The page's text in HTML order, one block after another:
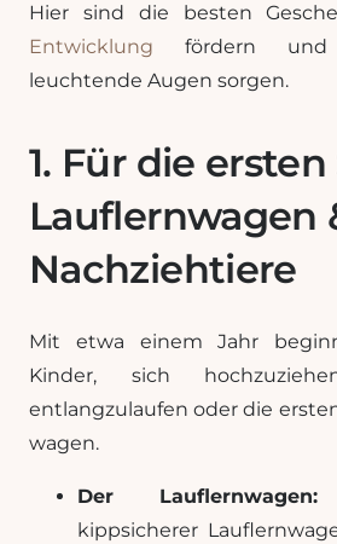
Hier sind die besten
Entwicklung fördern und
leuchtende Augen sorgen.
1. Für die
Lauflernwagen
Nachziehtiere
Mit etwa einem Jahr
Kinder, sich
entlangzulaufen oder die
wagen.
Der Lauflernwagen:
kippsicherer